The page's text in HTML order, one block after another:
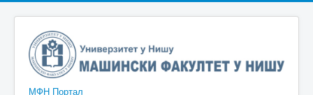
МФН Портал